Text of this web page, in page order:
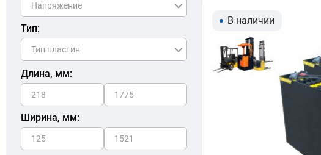
Тип:
Длина, мм:
Ширина, мм:
В наличии